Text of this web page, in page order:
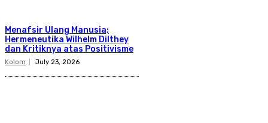
Menafsir Ulang Manusia;
Hermeneutika Wilhelm Dilthey
dan Kritiknya atas Positivisme
Kolom July 23, 2026